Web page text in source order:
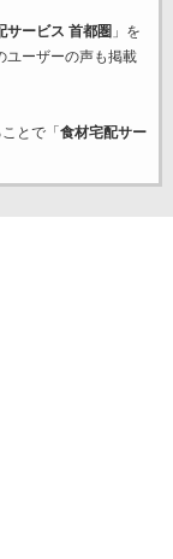
サービス 首都圏 」を
ユーザーの声も掲載
とで「 食材宅配サー